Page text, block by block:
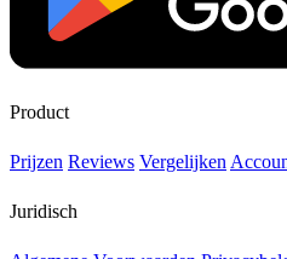
Product
Prijzen Reviews Vergelijken
Juridisch